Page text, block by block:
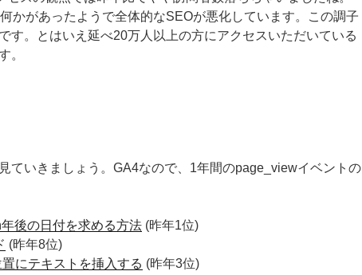
かがあったようで全体的なSEOが悪化しています。この調子
す。とはいえ延べ20万人以上の方にアクセスいただいている
。
ていきましょう。GA4なので、1年間のpage_viewイベントの
後の日付を求める方法 (昨年1位)
(昨年8位)
にテキストを挿入する (昨年3位)